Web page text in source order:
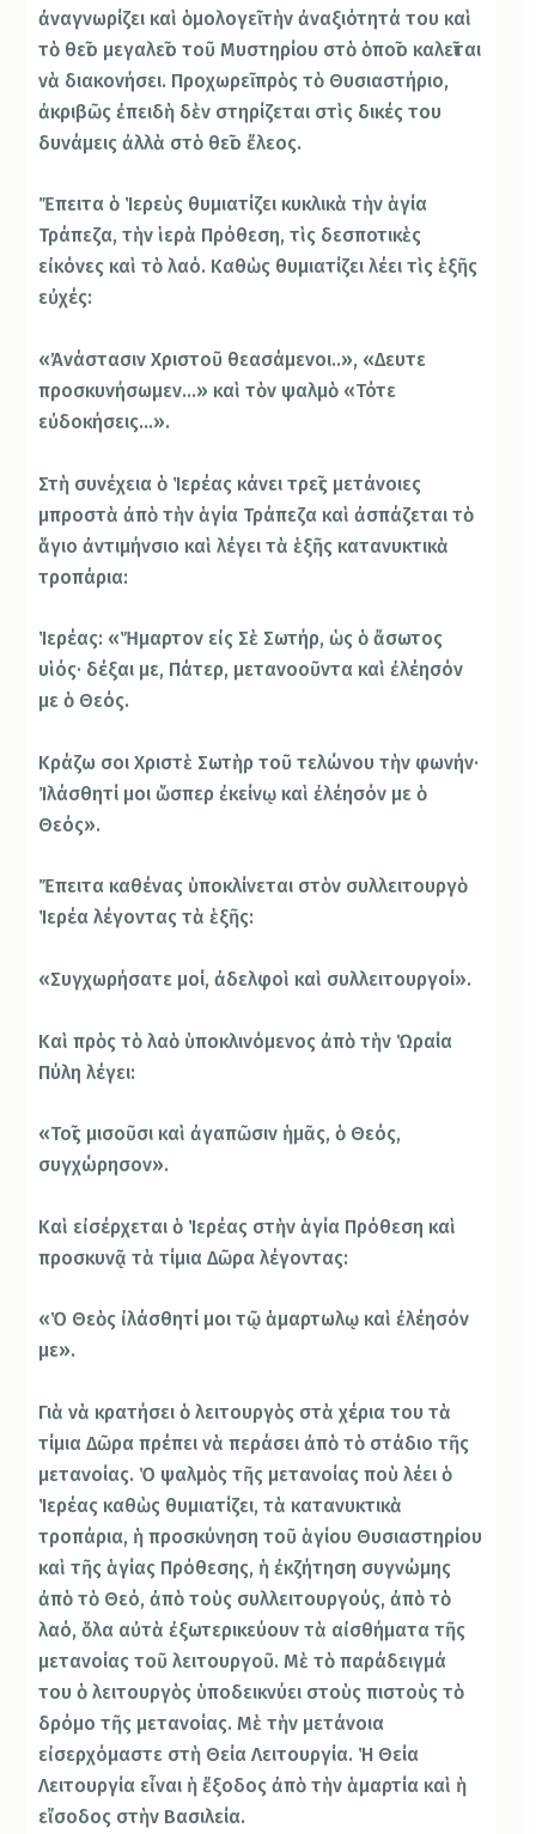
ἀναγνωρίζει καὶ ὁμολογεῖ τὴν ἀναξιότητά του καὶ
τὸ θεῖο μεγαλεῖο τοῦ Μυστηρίου στὸ ὁποῖο καλεῖται
νὰ διακονήσει. Προχωρεῖ πρὸς τὸ Θυσιαστήριο,
ἀκριβῶς ἐπειδὴ δὲν στηρίζεται στὶς δικές του
δυνάμεις ἀλλὰ στὸ θεῖο ἔλεος.
Ἔπειτα ὁ Ἱερεὺς θυμιατίζει κυκλικὰ τὴν ἁγία
Τράπεζα, τὴν ἱερὰ Πρόθεση, τὶς δεσποτικὲς
εἰκόνες καὶ τὸ λαό. Καθὼς θυμιατίζει λέει τὶς ἑξῆς
εὐχές:
«Ἀνάστασιν Χριστοῦ θεασάμενοι..», «Δευτε
προσκυνήσωμεν…» καὶ τὸν ψαλμὸ «Τότε
εὐδοκήσεις…».
Στὴ συνέχεια ὁ Ἱερέας κάνει τρεῖς μετάνοιες
μπροστὰ ἀπὸ τὴν ἁγία Τράπεζα καὶ ἀσπάζεται τὸ
ἅγιο ἀντιμήνσιο καὶ λέγει τὰ ἑξῆς κατανυκτικὰ
τροπάρια:
Ἱερέας: «Ἥμαρτον εἰς Σὲ Σωτήρ, ὡς ὁ ἄσωτος
υἱός· δέξαι με, Πάτερ, μετανοοῦντα καὶ ἐλέησόν
με ὁ Θεός.
Κράζω σοι Χριστὲ Σωτὴρ τοῦ τελώνου τὴν φωνήν·
Ἰλάσθητί μοι ὥσπερ ἐκείνῳ καὶ ἐλέησόν με ὁ
Θεός».
Ἔπειτα καθένας ὑποκλίνεται στὸν συλλειτουργὸ
Ἱερέα λέγοντας τὰ ἑξῆς:
«Συγχωρήσατε μοί, ἀδελφοὶ καὶ συλλειτουργοί».
Καὶ πρὸς τὸ λαὸ ὑποκλινόμενος ἀπὸ τὴν Ὡραία
Πύλη λέγει:
«Τοῖς μισοῦσι καὶ ἀγαπῶσιν ἡμᾶς, ὁ Θεός,
συγχώρησον».
Καὶ εἰσέρχεται ὁ Ἱερέας στὴν ἁγία Πρόθεση καὶ
προσκυνᾷ τὰ τίμια Δῶρα λέγοντας:
«Ὁ Θεὸς ἰλάσθητί μοι τῷ ἁμαρτωλῳ καὶ ἐλέησόν
με».
Γιὰ νὰ κρατήσει ὁ λειτουργὸς στὰ χέρια του τὰ
τίμια Δῶρα πρέπει νὰ περάσει ἀπὸ τὸ στάδιο τῆς
μετανοίας. Ὁ ψαλμὸς τῆς μετανοίας ποὺ λέει ὁ
Ἱερέας καθὼς θυμιατίζει, τὰ κατανυκτικὰ
τροπάρια, ἡ προσκύνηση τοῦ ἁγίου Θυσιαστηρίου
καὶ τῆς ἁγίας Πρόθεσης, ἡ ἐκζήτηση συγνώμης
ἀπὸ τὸ Θεό, ἀπὸ τοὺς συλλειτουργούς, ἀπὸ τὸ
λαό, ὅλα αὐτὰ ἐξωτερικεύουν τὰ αἰσθήματα τῆς
μετανοίας τοῦ λειτουργοῦ. Μὲ τὸ παράδειγμά
του ὁ λειτουργὸς ὑποδεικνύει στοὺς πιστοὺς τὸ
δρόμο τῆς μετανοίας. Μὲ τὴν μετάνοια
εἰσερχόμαστε στὴ Θεία Λειτουργία. Ἡ Θεία
Λειτουργία εἶναι ἡ ἔξοδος ἀπὸ τὴν ἁμαρτία καὶ ἡ
εἴσοδος στὴν Βασιλεία.